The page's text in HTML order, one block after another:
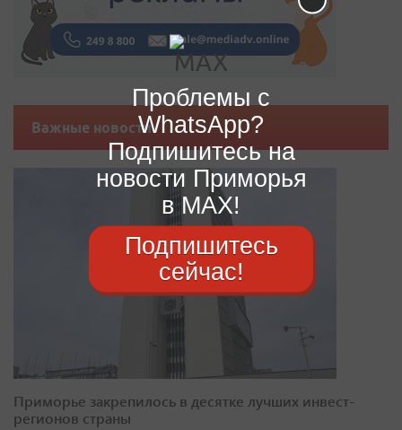
Важные новости
Приморье закрепилось в десятке лучших инвест-
регионов страны
Проблемы с
WhatsApp?
Подпишитесь на
новости Приморья
в MAX!
Подпишитесь
сейчас!